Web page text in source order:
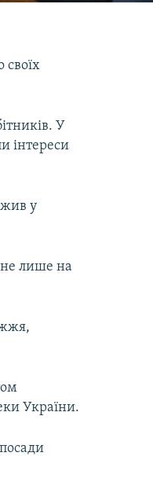
своїх
У
інтереси
у
лише на
України.